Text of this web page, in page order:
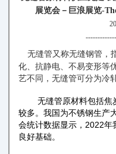
展览会－巨浪展览-
无缝管又称无缝钢管，
化、抗静电、不易变形等
艺不同，无缝管可分为冷
无缝管原材料包括焦
较多。我国为不锈钢生产
会统计数据显示， 2022年
良好基础。